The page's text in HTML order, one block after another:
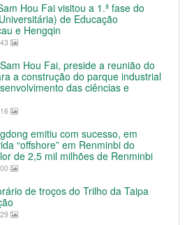
Hou Fai visitou a 1.ª fase do
de Educação
e Hengqin
Hou Fai, preside a reunião do
a construção do parque industrial
das ciências e
emitiu com sucesso, em
“offshore” em Renminbi do
de 2,5 mil milhões de Renminbi
de troços do Trilho da Taipa